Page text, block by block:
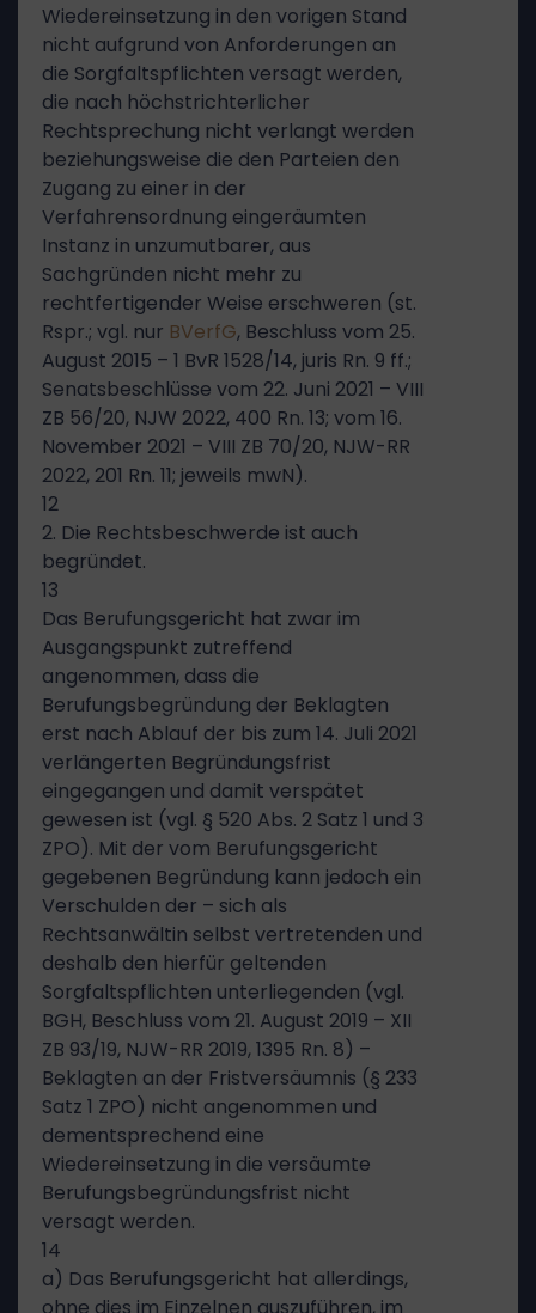
Wiedereinsetzung in den vorigen Stand
nicht aufgrund von Anforderungen an
die Sorgfaltspflichten versagt werden,
die nach höchstrichterlicher
Rechtsprechung nicht verlangt werden
beziehungsweise die den Parteien den
Zugang zu einer in der
Verfahrensordnung eingeräumten
Instanz in unzumutbarer, aus
Sachgründen nicht mehr zu
rechtfertigender Weise erschweren (st.
Rspr.; vgl. nur BVerfG, Beschluss vom 25.
August 2015 – 1 BvR 1528/14, juris Rn. 9 ff.;
Senatsbeschlüsse vom 22. Juni 2021 – VIII
ZB 56/20, NJW 2022, 400 Rn. 13; vom 16.
November 2021 – VIII ZB 70/20, NJW-RR
2022, 201 Rn. 11; jeweils mwN).
12
2. Die Rechtsbeschwerde ist auch
begründet.
13
Das Berufungsgericht hat zwar im
Ausgangspunkt zutreffend
angenommen, dass die
Berufungsbegründung der Beklagten
erst nach Ablauf der bis zum 14. Juli 2021
verlängerten Begründungsfrist
eingegangen und damit verspätet
gewesen ist (vgl. § 520 Abs. 2 Satz 1 und 3
ZPO). Mit der vom Berufungsgericht
gegebenen Begründung kann jedoch ein
Verschulden der – sich als
Rechtsanwältin selbst vertretenden und
deshalb den hierfür geltenden
Sorgfaltspflichten unterliegenden (vgl.
BGH, Beschluss vom 21. August 2019 – XII
ZB 93/19, NJW-RR 2019, 1395 Rn. 8) –
Beklagten an der Fristversäumnis (§ 233
Satz 1 ZPO) nicht angenommen und
dementsprechend eine
Wiedereinsetzung in die versäumte
Berufungsbegründungsfrist nicht
versagt werden.
14
a) Das Berufungsgericht hat allerdings,